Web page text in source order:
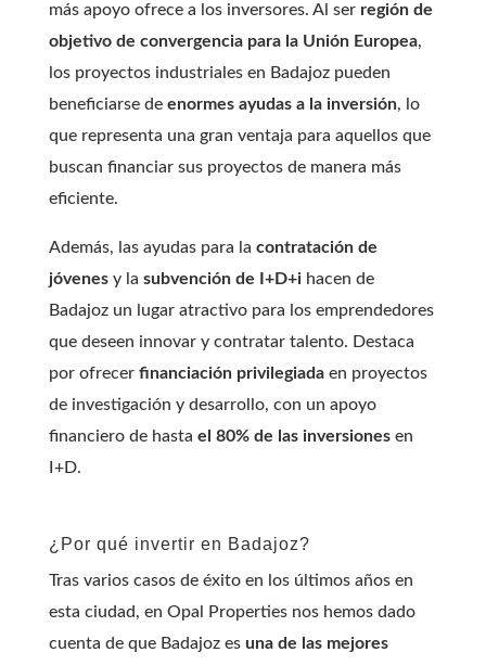
más apoyo ofrece a los inversores. Al ser región de
objetivo de convergencia para la Unión Europea,
los proyectos industriales en Badajoz pueden
beneficiarse de enormes ayudas a la inversión, lo
que representa una gran ventaja para aquellos que
buscan financiar sus proyectos de manera más
eficiente.
Además, las ayudas para la contratación de
jóvenesy la subvención de I+D+ihacen de
Badajoz un lugar atractivo para los emprendedores
que deseen innovar y contratar talento. Destaca
por ofrecer financiación privilegiadaen proyectos
de investigación y desarrollo, con un apoyo
financiero de hasta el 80% de las inversionesen
I+D.
¿Por qué invertir en Badajoz?
Tras varios casos de éxito en los últimos años en
esta ciudad, en Opal Properties nos hemos dado
cuenta de que Badajoz esuna de las mejores